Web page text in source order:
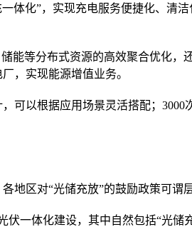
体化”，实现充电服务便捷化、清
能等分布式资源的高效聚合优化，
，实现能源增值业务。
可以根据应用场景灵活搭配；3000
地区对“光储充放”的鼓励政策可谓
一体化建设，其中自然包括“光储